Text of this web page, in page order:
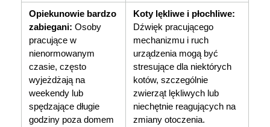
Opiekunowie bardzo
zabiegani: Osoby
pracujące w
nienormowanym
czasie, często
wyjeżdżają na
weekendy lub
spędzające długie
godziny poza domem
Koty lękliwe i płochliwe:
Dźwięk pracującego
mechanizmu i ruch
urządzenia mogą być
stresujące dla niektórych
kotów, szczególnie
zwierząt lękliwych lub
niechętnie reagujących na
zmiany otoczenia.